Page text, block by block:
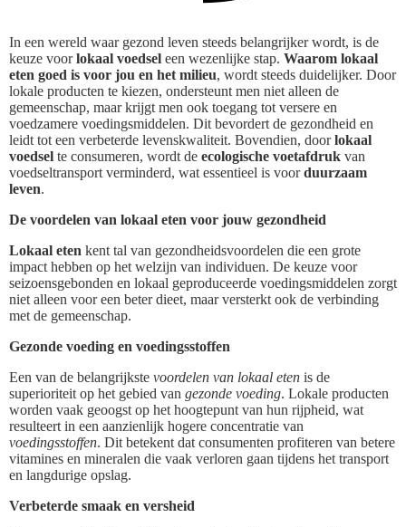
In een wereld waar gezond leven steeds belangrijker wordt, is de
keuze voorlokaal voedsel een wezenlijke stap. Waarom lokaal
eten goed is voor jou en het milieu, wordt steeds duidelijker. Door
lokale producten te kiezen, ondersteunt men niet alleen de
gemeenschap, maar krijgt men ook toegang tot versere en
voedzamere voedingsmiddelen. Dit bevordert de gezondheid en
leidt tot een verbeterde levenskwaliteit. Bovendien, doorlokaal
voedsel te consumeren, wordt de ecologische voetafdruk van
voedseltransport verminderd, wat essentieel is voorduurzaam
leven.
De voordelen van lokaal eten voor jouw gezondheid
Lokaal eten kent tal van gezondheidsvoordelen die een grote
impact hebben op het welzijn van individuen. De keuze voor
seizoensgebonden en lokaal geproduceerde voedingsmiddelen zorgt
niet alleen voor een beter dieet, maar versterkt ook de verbinding
met de gemeenschap.
Gezonde voeding en voedingsstoffen
Een van de belangrijkste voordelen van lokaal eten is de
superioriteit op het gebied van gezonde voeding. Lokale producten
worden vaak geoogst op het hoogtepunt van hun rijpheid, wat
resulteert in een aanzienlijk hogere concentratie van
voedingsstoffen. Dit betekent dat consumenten profiteren van betere
vitamines en mineralen die vaak verloren gaan tijdens het transport
en langdurige opslag.
Verbeterde smaak en versheid